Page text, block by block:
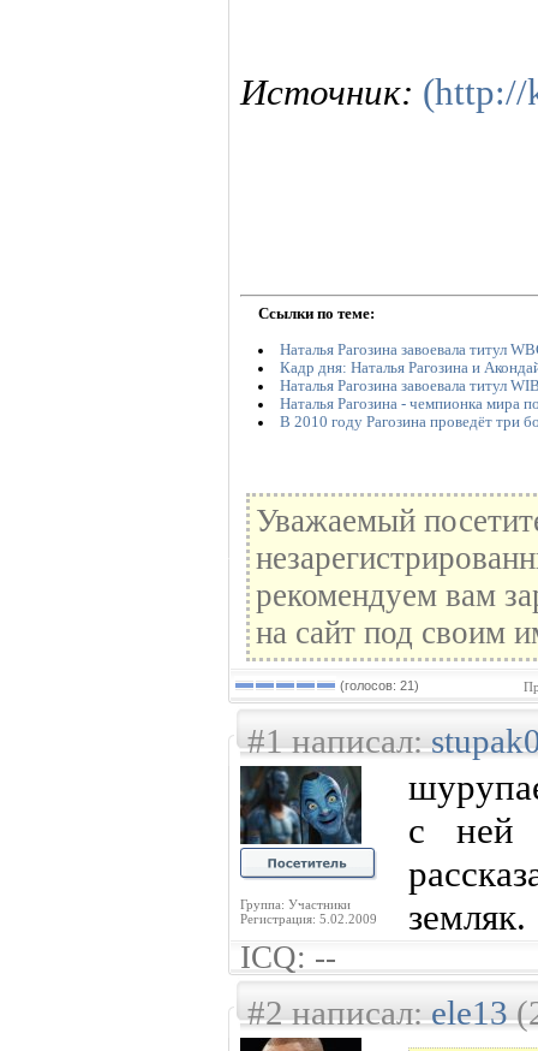
Источник: (http://
Ссылки по теме:
Наталья Рагозина завоевала титул
Кадр дня: Наталья Рагозина и
Наталья Рагозина завоевала титул
Наталья Рагозина - чемпионка мира
В 2010 году Рагозина проведёт три
Уважаемый
рекомендуем вам
на сайт под своим
(голосов: 21)
#1 написал:
Группа: Участники
Регистрация: 5.02.2009
с ней
земляк.
ICQ: --
#2 написал:ele13